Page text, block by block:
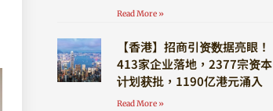
Read More »
【香港】招商引资数据亮眼！
413家企业落地，2377宗资本
计划获批，1190亿港元涌入
Read More »